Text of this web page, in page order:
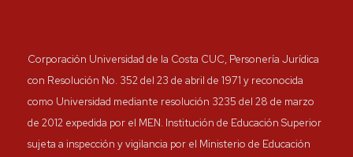
Corporación Universidad de la Costa CUC, Personería Jurídica
con Resolución No. 352 del 23 de abril de 1971 y reconocida
como Universidad mediante resolución 3235 del 28 de marzo
de 2012 expedida por el MEN. Institución de Educación Superior
sujeta a inspección y vigilancia por el Ministerio de Educación